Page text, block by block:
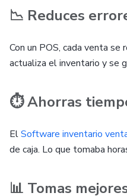
📉 Reduces
Con un POS, cada venta se
actualiza el inventario y se
⏱️ Ahorras
ElSoftware inventario
de caja. Lo que tomaba
📊 Tomas